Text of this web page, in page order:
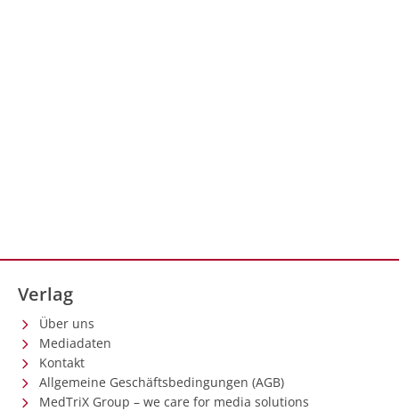
Verlag
Über uns
Mediadaten
Kontakt
Allgemeine Geschäftsbedingungen (AGB)
MedTriX Group – we care for media solutions